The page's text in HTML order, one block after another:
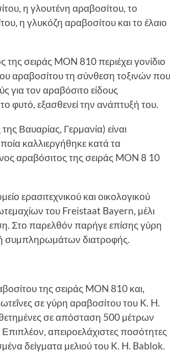
η γλουτένη αραβοσίτου, το
η γλυκόζη αραβοσίτου και το έλαιο
σειράς MON 810 περιέχει γονίδιο
αραβοσίτου τη σύνθεση τοξινών που
για τον αραβόσιτο είδους
φυτό, εξασθενεί την ανάπτυξή του.
Βαυαρίας, Γερµανία) είναι
καλλιεργήθηκε κατά τα
αραβόσιτος της σειράς MON 8 10
ερασιτεχνικού και οικολογικού
του Freistaat Bayern, µέλι
Στο παρελθόν παρήγε επίσης γύρη
διατροφής.
της σειράς MON 810 και,
σε γύρη αραβοσίτου του K. H.
σε απόσταση 500 µέτρων
απειροελάχιστες ποσότητες
δείγµατα µελιού του K. H. Bablok.